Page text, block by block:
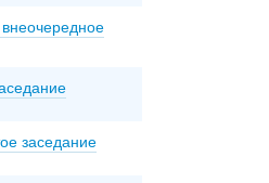
заседание